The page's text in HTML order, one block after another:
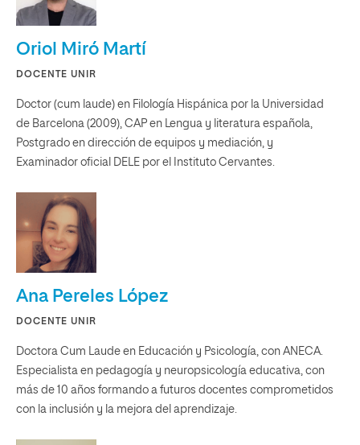
Oriol Miró Martí
DOCENTE UNIR
Doctor (cum laude) en Filología Hispánica por la Universidad
de Barcelona (2009), CAP en Lengua y literatura española,
Postgrado en dirección de equipos y mediación, y
Examinador oficial DELE por el Instituto Cervantes.
Ana Pereles López
DOCENTE UNIR
Doctora Cum Laude en Educación y Psicología, con ANECA.
Especialista en pedagogía y neuropsicología educativa, con
más de 10 años formando a futuros docentes comprometidos
con la inclusión y la mejora del aprendizaje.